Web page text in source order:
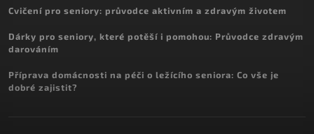
Cvičení pro seniory: průvodce aktivním a zdravým životem
Dárky pro seniory, které potěší i pomohou: Průvodce zdravým
darováním
Příprava domácnosti na péči o ležícího seniora: Co vše je
dobré zajistit?